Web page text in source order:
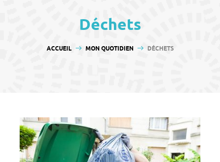
Déchets
VOUS ÊTES ICI :
ACCUEIL MON QUOTIDIEN DÉCHETS